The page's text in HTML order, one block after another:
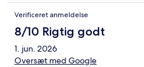
Verificeret anmeldelse
8/10 Rigtig godt
1. jun. 2026
Oversæt med Google